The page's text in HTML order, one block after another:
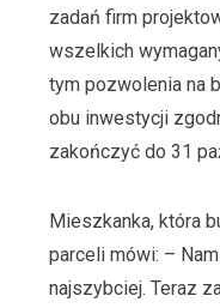
zadań firm
wszelkich
tym pozwolenia na
obu inwestycji
zakończyć do 31
Mieszkanka, która
parceli mówi: –
najszybciej. Teraz